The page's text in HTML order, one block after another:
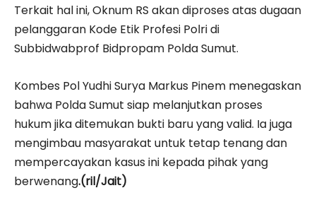
Terkait hal ini, Oknum RS akan diproses atas dugaan
pelanggaran Kode Etik Profesi Polri di
Subbidwabprof Bidpropam Polda Sumut.
Kombes Pol Yudhi Surya Markus Pinem menegaskan
bahwa Polda Sumut siap melanjutkan proses
hukum jika ditemukan bukti baru yang valid. Ia juga
mengimbau masyarakat untuk tetap tenang dan
mempercayakan kasus ini kepada pihak yang
berwenang.(ril/Jait)